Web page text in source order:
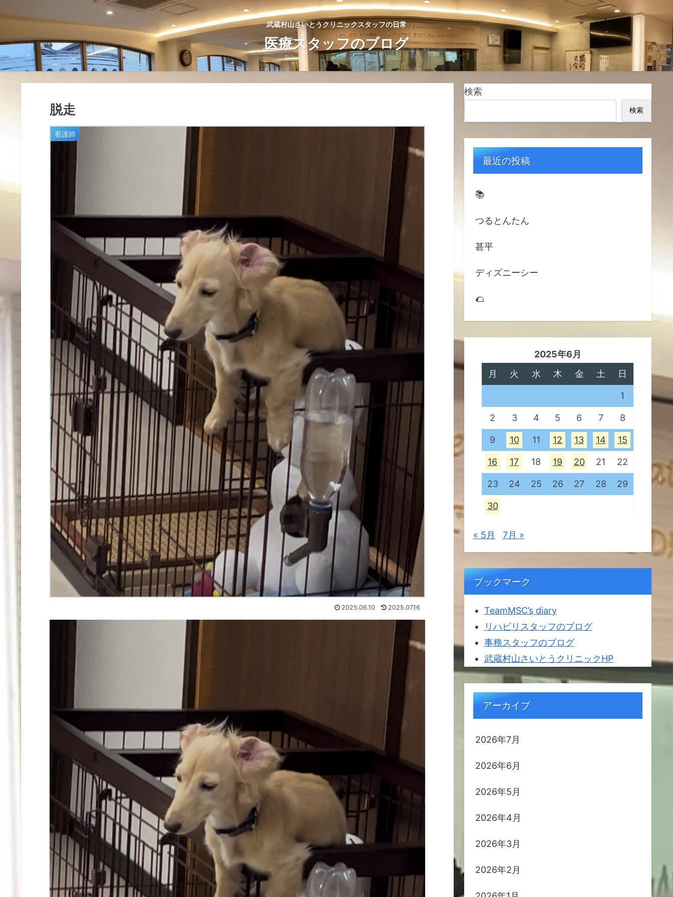
武蔵村山さいとうクリニックスタッフの日常
医療スタッフのブログ
脱走
看護師
2025.06.10 2025.07.16
検索
検索
最近の投稿
📚️
つるとんたん
甚平
ディズニーシー
🌮
2025年6月
月
火 水 木 金 土 日
1
2 3 4 5 6 7 8
9 10 11 12 13 14 15
16 17 18 19 20 21 22
23 24 25 26 27 28 29
30
« 5月 7月 »
ブックマーク
TeamMSC’s diary
リハビリスタッフのブログ
事務スタッフのブログ
武蔵村山さいとうクリニックHP
アーカイブ
2026年7月
2026年6月
2026年5月
2026年4月
2026年3月
2026年2月